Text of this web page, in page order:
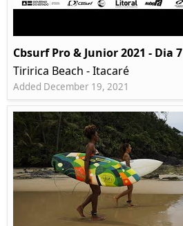
Cbsurf Pro & Junior 2021 - Dia 7
Tiririca Beach - Itacaré
Added December 19, 2021